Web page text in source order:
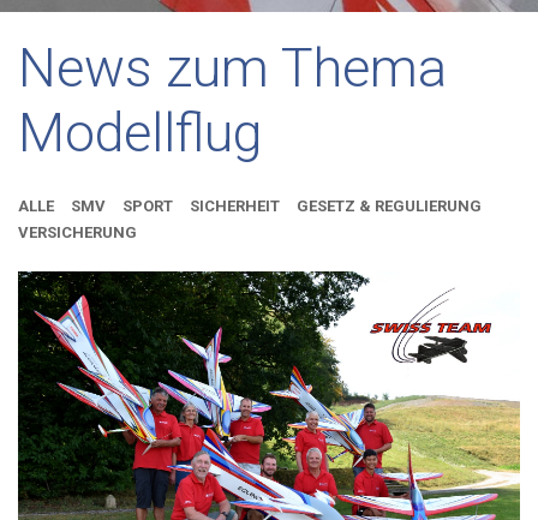
News zum Thema
Modellflug
ALLE SMV SPORT SICHERHEIT
GESETZ & REGULIERUNG
VERSICHERUNG